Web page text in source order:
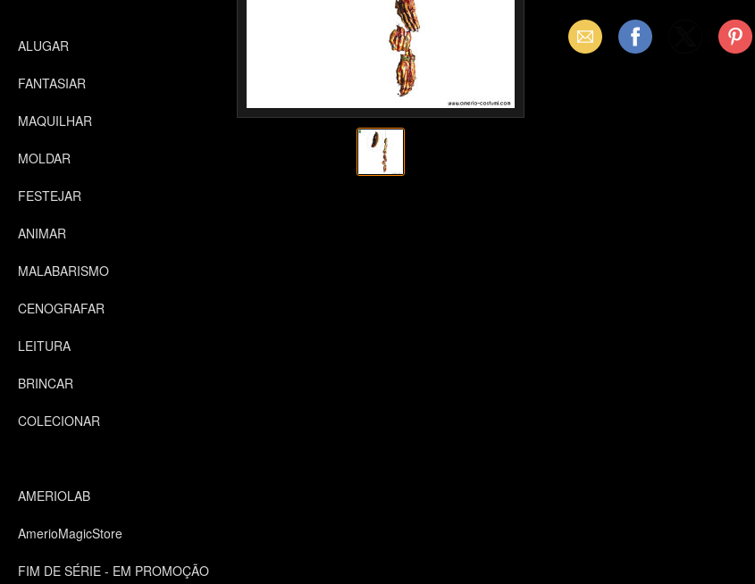
ALUGAR
FANTASIAR
MAQUILHAR
MOLDAR
FESTEJAR
ANIMAR
MALABARISMO
CENOGRAFAR
LEITURA
BRINCAR
COLECIONAR
AMERIOLAB
AmerioMagicStore
FIM DE SÉRIE - EM PROMOÇÃO
Email Facebook Pinterest